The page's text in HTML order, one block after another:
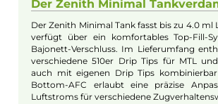
Beschreibung
Innokin - EZ Tube Kit
E-Mail senden